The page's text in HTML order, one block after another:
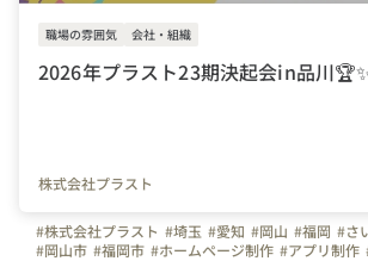
職場の雰囲気 会社・組織
2026年プラスト23期決起会in品川
株式会社プラスト
#株式会社プラスト #埼玉 #愛知 #岡山 #福岡 #さ
#岡山市 #福岡市 #ホームページ制作 #アプリ制作